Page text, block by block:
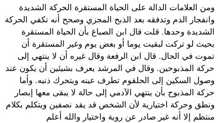
ﻭﻣﻦ ﺍﻟﻌﻼﻣﺎﺕ ﺍﻟﺪﺍﻟﺔ ﻋﻠﻰ ﺍﻟﺤﻴﺎﺓ ﺍﻟﻤﺴﺘﻘﺮﺓ ﺍﻟﺤﺮﻛﺔ ﺍﻟﺸﺪﻳﺪﺓ
ﻭﺍﻧﻔﺠﺎﺭ ﺍﻟﺪﻡ ﻭﺗﺪﻓﻘﻪ ﺑﻌﺪ ﺍﻟﺬﺑﺢ ﺍﻟﻤﺠﺰﻱ ﻭﺻﺤﺢ ﺃﻧﻪ ﺗﻜﻔﻲ ﺍﻟﺤﺮﻛﺔ
ﺍﻟﺸﺪﻳﺪﺓ ﻭﺣﺪﻫﺎ. ﻗﻠﺖ ﻗﺎﻝ ﺍﺑﻦ ﺍﻟﺼﺒﺎﻍ ﺑﺄﻥ ﺍﻟﺤﻴﺎﺓ ﺍﻟﻤﺴﺘﻘﺮﺓ
ﺑﺤﻴﺚ ﻟﻮ ﺗﺮﻛﺖ ﻟﺒﻘﻴﺖ ﻳﻮﻣﺎ ﺃﻭ ﺑﻌﺾ ﻳﻮﻡ ﻭﻏﻴﺮ ﺍﻟﻤﺴﺘﻘﺮﺓ ﺃﻥ
ﺗﻤﻮﺕ ﻓﻲ ﺍﻟﺤﺎﻝ. ﻗﺎﻝ ﺍﺑﻦ ﺍﻟﺮﻓﻌﺔ ﻭﻗﺎﻝ ﻏﻴﺮﻩ ﺃﻥ ﻻ ﻳﻨﺘﻬﻲ ﺇﻟﻰ
ﺣﺮﻛﺔ ﺍﻟﻤﺬﺑﻮﺣﻴﻦ. ﻭﻗﺎﻝ ﻓﻲ ﺍﻟﻤﺮﺷﺪ ﻳﻌﺮﻑ ﺑﺸﻴﺌﻴﻦ ﺃﻥ ﻳﻜﻮﻥ ﻋﻨﺪ
ﻭﺻﻮﻝ ﺍﻟﺴﻜﻴﻦ ﺇﻟﻰ ﺍﻟﺤﻠﻘﻮﻡ ﺗﻄﺮﻑ ﻋﻴﻨﻪ ﻭﻳﺘﺤﺮﻙ ﺫﻧﺒﻪ. ﻭﺃﻣﺎ
ﺣﺮﻛﺔ ﺍﻟﻤﺬﺑﻮﺡ ﺑﺄﻥ ﻳﻨﺘﻬﻲ ﺍﻵﺩﻣﻲ ﺇﻟﻰ ﺣﺎﻟﺔ ﻻ ﻳﺒﻘﻰ ﻣﻌﻬﺎ ﺇﺑﺼﺎﺭ
ﻭﻧﻄﻖ ﻭﺣﺮﻛﺔ ﺍﺧﺘﻴﺎﺭﻳﺔ ﻷﻥ ﺍﻟﺸﺨﺺ ﻗﺪ ﻳﻘﺪ ﻧﺼﻔﻴﻦ ﻭﻳﺘﻜﻠﻢ ﺑﻜﻼﻡ
ﻣﻨﺘﻈﻢ ﺇﻻ ﺃﻧﻪ ﻏﻴﺮ ﺻﺎﺩﺭ ﻋﻦ ﺭﻭﻳﺔ ﻭﺍﺧﺘﻴﺎﺭ ﻭﺍﻟﻠﻪ ﺃﻋﻠﻢ